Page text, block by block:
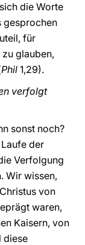
die Worte
gesprochen
für
glauben,
Phil 1,29).
verfolgt
sonst noch?
der
Verfolgung
Wir wissen,
von
waren,
Kaisern, von
diese